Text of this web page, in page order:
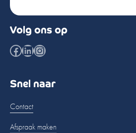
Volg ons op
Facebook
LinkedIn
Instagram
Snel naar
Contact
Afspraak maken